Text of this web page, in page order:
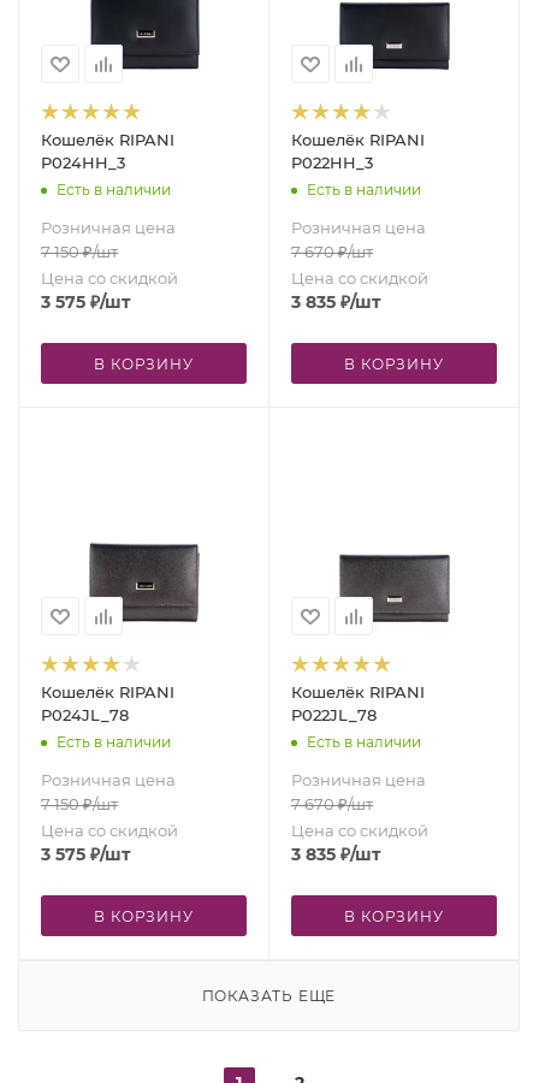
Кошелёк RIPANI
P024HH_3
Есть в наличии
Розничная цена
7 150₽/шт
Цена со скидкой
3 575 ₽/шт
В КОРЗИНУ
Кошелёк RIPANI
P022HH_3
Есть в наличии
Розничная цена
7 670₽/шт
Цена со скидкой
3 835 ₽/шт
В КОРЗИНУ
Кошелёк RIPANI
P024JL_78
Есть в наличии
Розничная цена
7 150₽/шт
Цена со скидкой
3 575 ₽/шт
В КОРЗИНУ
Кошелёк RIPANI
P022JL_78
Есть в наличии
Розничная цена
7 670₽/шт
Цена со скидкой
3 835 ₽/шт
В КОРЗИНУ
ПОКАЗАТЬ ЕЩЕ